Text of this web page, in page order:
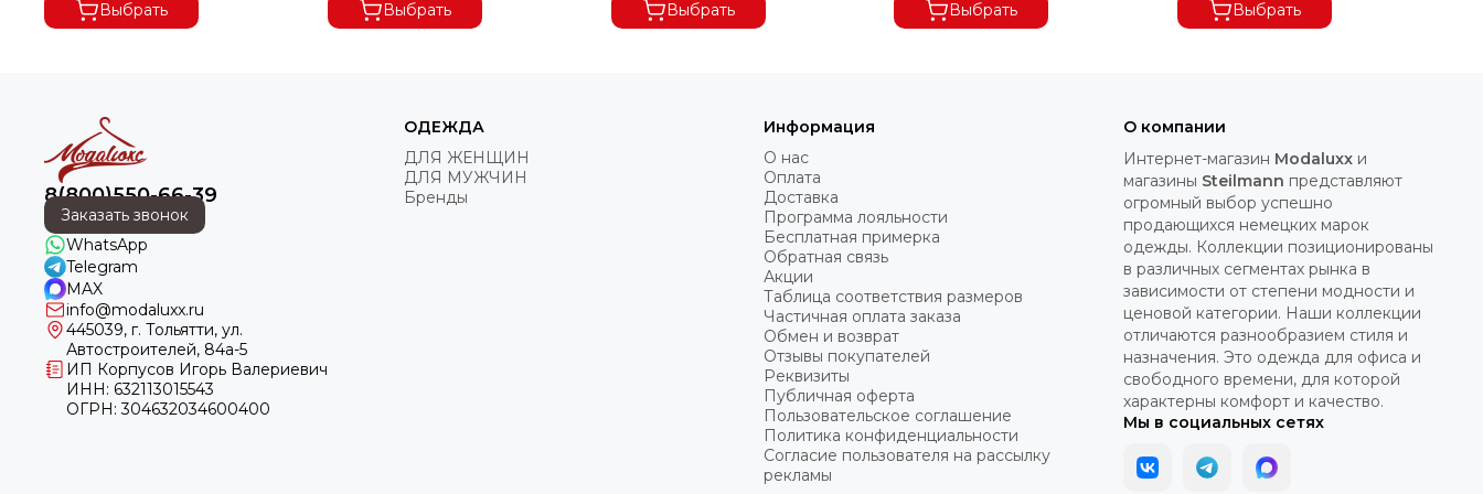
Выбрать
Выбрать
Выбрать
Выбрать
Выбрать
8(800)550-66-39
Заказать звонок
WhatsApp
Telegram
MAX
info@modaluxx.ru
445039, г. Тольятти, ул.
Автостроителей, 84а-5
ИП Корпусов Игорь Валериевич
ИНН: 632113015543
ОГРН: 304632034600400
ОДЕЖДА
ДЛЯ ЖЕНЩИН
ДЛЯ МУЖЧИН
Бренды
Информация
О нас
Оплата
Доставка
Программа лояльности
Бесплатная примерка
Обратная связь
Акции
Таблица соответствия размеров
Частичная оплата заказа
Обмен и возврат
Отзывы покупателей
Реквизиты
Публичная оферта
Пользовательское соглашение
Политика конфиденциальности
Согласие пользователя на рассылку
рекламы
О компании
Интернет-магазин Modaluxx и
магазины Steilmann представляют
огромный выбор успешно
продающихся немецких марок
одежды. Коллекции позиционированы
в различных сегментах рынка в
зависимости от степени модности и
ценовой категории. Наши коллекции
отличаются разнообразием стиля и
назначения. Это одежда для офиса и
свободного времени, для которой
характерны комфорт и качество.
Мы в социальных сетях